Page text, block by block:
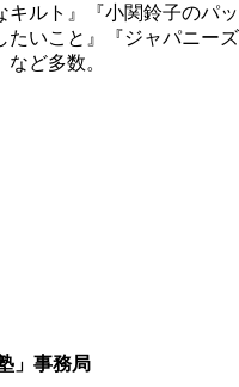
キルト』『小関鈴子のパッ
いこと』『ジャパニーズ
ど多数。
」事務局